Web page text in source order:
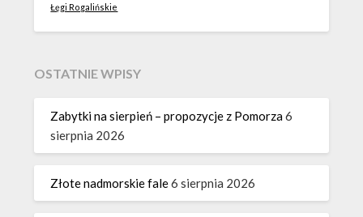
Łęgi Rogalińskie
OSTATNIE WPISY
Zabytki na sierpień – propozycje z Pomorza6
sierpnia 2026
Złote nadmorskie fale6 sierpnia 2026